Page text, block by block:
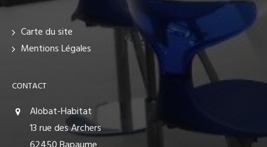
Carte du site
Mentions Légales
CONTACT
Alobat-Habitat
13 rue des Archers